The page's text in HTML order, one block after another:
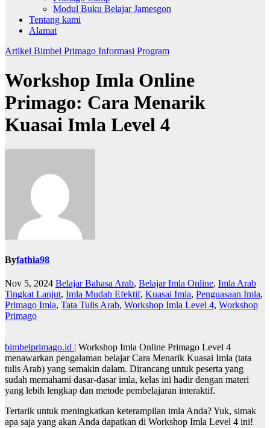
Modul Buku Belajar Jamesgon
Tentang kami
Alamat
Artikel Bimbel Primago Informasi Program
Workshop Imla Online
Primago: Cara Menarik
Kuasai Imla Level 4
Byfathia98
Nov 5, 2024 Belajar Bahasa Arab, Belajar Imla Online, Imla Arab
Tingkat Lanjut, Imla Mudah Efektif, Kuasai Imla, Penguasaan Imla,
Primago Imla, Tata Tulis Arab, Workshop Imla Level 4, Workshop
Primago
bimbelprimago.id | Workshop Imla Online Primago Level 4
menawarkan pengalaman belajar Cara Menarik Kuasai Imla (tata
tulis Arab) yang semakin dalam. Dirancang untuk peserta yang
sudah memahami dasar-dasar imla, kelas ini hadir dengan materi
yang lebih lengkap dan metode pembelajaran interaktif.
Tertarik untuk meningkatkan keterampilan imla Anda? Yuk, simak
apa saja yang akan Anda dapatkan di Workshop Imla Level 4 ini!